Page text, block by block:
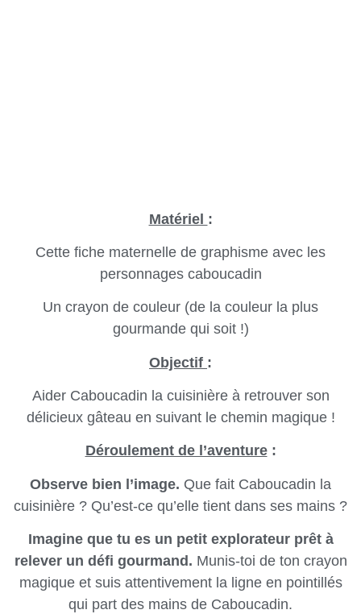
Matériel :
Cette fiche maternelle de graphisme avec les
personnages caboucadin
Un crayon de couleur (de la couleur la plus
gourmande qui soit !)
Objectif :
Aider Caboucadin la cuisinière à retrouver son
délicieux gâteau en suivant le chemin magique !
Déroulement de l’aventure:
Observe bien l’image. Que fait Caboucadin la
cuisinière ? Qu’est-ce qu’elle tient dans ses mains ?
Imagine que tu es un petit explorateur prêt à
relever un défi gourmand. Munis-toi de ton crayon
magique et suis attentivement la ligne en pointillés
qui part des mains de Caboucadin.